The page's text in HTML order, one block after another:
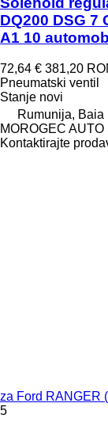
DQ200 DSG 7
A1 10
72,64 € 381,20
Pneumatski ventil
Stanje novi
Rumunija, Baia
MOROGEC AUTO
Kontaktirajte
za Ford RANGER
5